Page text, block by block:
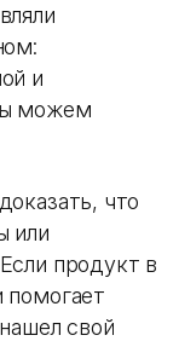
и
можем
что
или
продукт в
помогает
свой